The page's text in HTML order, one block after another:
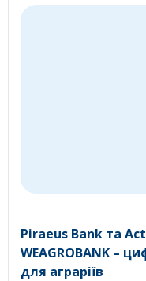
Piraeus Bank та
WEAGROBANK –
для аграріїв